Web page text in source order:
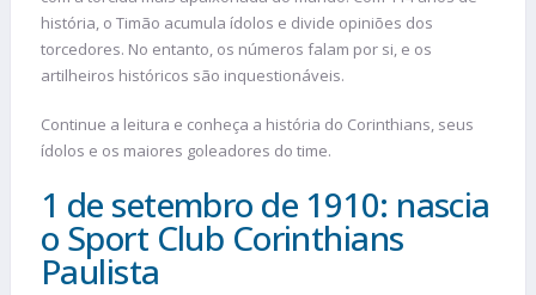
história, o Timão acumula ídolos e divide opiniões dos
torcedores. No entanto, os números falam por si, e os
artilheiros históricos são inquestionáveis.
Continue a leitura e conheça a história do Corinthians, seus
ídolos e os maiores goleadores do time.
1 de setembro de 1910: nascia
o Sport Club Corinthians
Paulista